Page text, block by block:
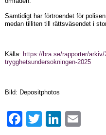
Samtidigt har förtroendet för
medan tilliten till rättsväsendet i
Källa: https://bra.se/rapporter/arkiv/
trygghetsundersokningen-2025
Bild: Depositphotos
FacebookTwitter LinkedIn